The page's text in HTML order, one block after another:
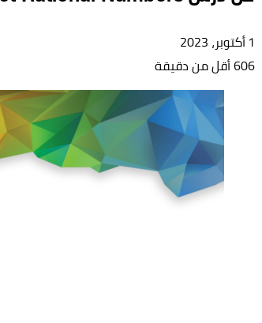
1 أكتوبر، 2023
606أقل من دقيقة